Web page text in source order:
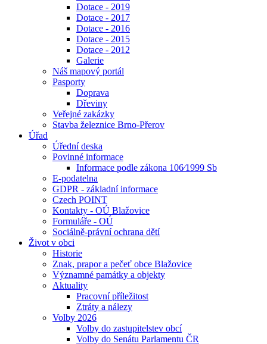
Dotace - 2019
Dotace - 2017
Dotace - 2016
Dotace - 2015
Dotace - 2012
Galerie
Náš mapový portál
Pasporty
Doprava
Dřeviny
Veřejné zakázky
Stavba železnice Brno-Přerov
Úřad
Úřední deska
Povinné informace
Informace podle zákona 106⁄1999 Sb
E-podatelna
GDPR - základní informace
Czech POINT
Kontakty - OÚ Blažovice
Formuláře - OÚ
Sociálně-právní ochrana dětí
Život v obci
Historie
Znak, prapor a pečeť obce Blažovice
Významné památky a objekty
Aktuality
Pracovní příležitost
Ztráty a nálezy
Volby 2026
Volby do zastupitelstev obcí
Volby do Senátu Parlamentu ČR